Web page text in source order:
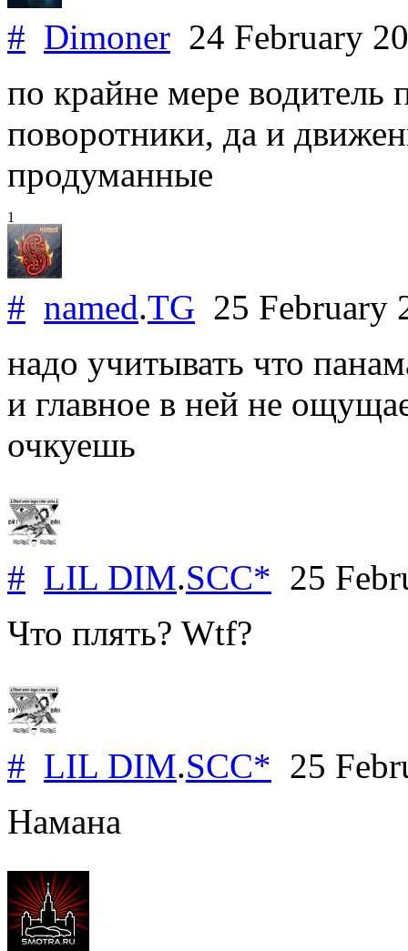
# Dimoner 24 February
по крайне мере водитель
поворотники, да и
продуманные
1
# named.TG 25 February
надо учитывать что
и главное в ней не
очкуешь
# LIL DIM.SCC* 25
Что плять? Wtf?
# LIL DIM.SCC* 25
Намана